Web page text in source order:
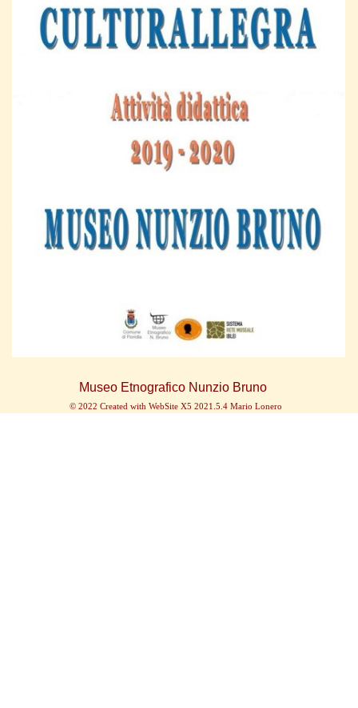
Museo Etnografico Nunzio Bruno
© 2022 Created with WebSite X5 2021.5.4 Mario Lonero